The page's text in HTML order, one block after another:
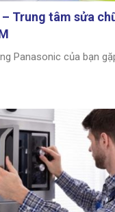
Trung tâm sửa
Panasonic của bạn